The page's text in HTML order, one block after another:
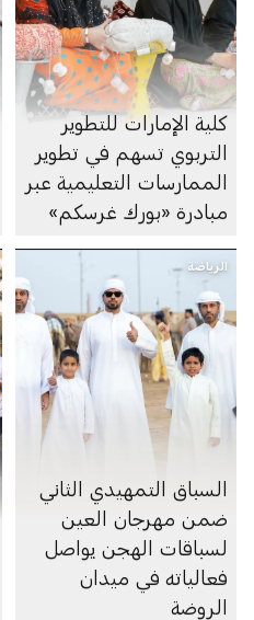
كلية الإمارات للتطوير
التربوي تسهم في تطوير
الممارسات التعليمية عبر
مبادرة «بورك غرسكم»
الرياضة
السباق التمهيدي الثاني
ضمن مهرجان العين
لسباقات الهجن يواصل
فعالياته في ميدان
الروضة